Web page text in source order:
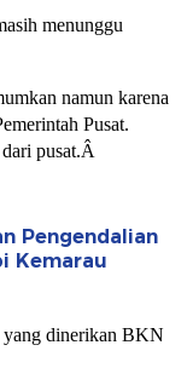
menunggu
namun karena
Pusat.
pusat.Â
Pengendalian
Kemarau
yang dinerikan BKN